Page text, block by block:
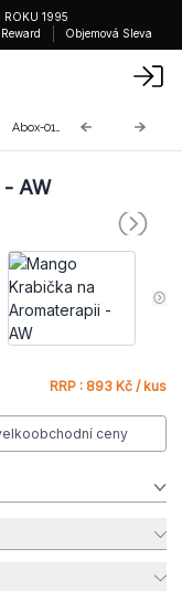
ROKU 1995
Objemová Sleva
- AW
RRP : 893 Kč / kus
ceny